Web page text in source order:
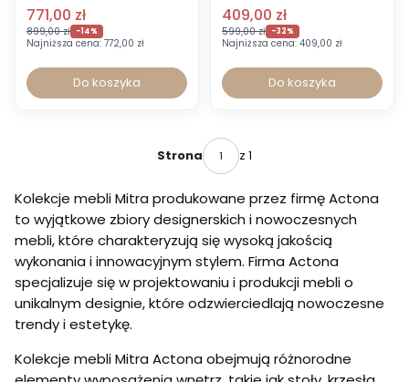
771,00 zł
899,00 zł -14%
Najniższa cena: 772,00 zł
Do koszyka
409,00 zł
599,00 zł -32%
Najniższa cena: 409,00 zł
Do koszyka
Strona z 1
Kolekcje mebli Mitra produkowane przez firmę Actona
to wyjątkowe zbiory designerskich i nowoczesnych
mebli, które charakteryzują się wysoką jakością
wykonania i innowacyjnym stylem. Firma Actona
specjalizuje się w projektowaniu i produkcji mebli o
unikalnym designie, które odzwierciedlają nowoczesne
trendy i estetykę.
Kolekcje mebli Mitra Actona obejmują różnorodne